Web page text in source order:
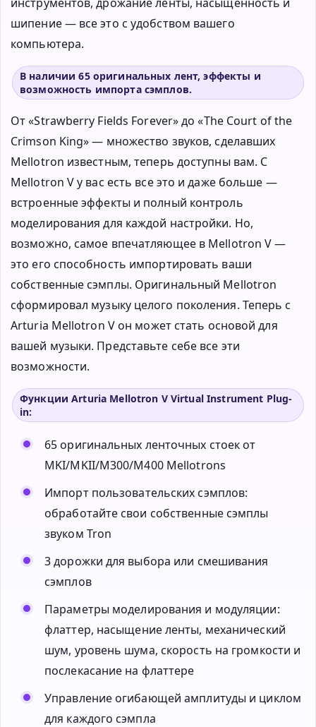
шипение — все это с удобством вашего
компьютера.
В наличии 65 оригинальных лент, эффекты и
возможность импорта сэмплов.
От «Strawberry Fields Forever» до «The Court of the
Crimson King» — множество звуков, сделавших
Mellotron известным, теперь доступны вам. С
Mellotron V у вас есть все это и даже больше —
встроенные эффекты и полный контроль
моделирования для каждой настройки. Но,
возможно, самое впечатляющее в Mellotron V —
это его способность импортировать ваши
собственные сэмплы. Оригинальный Mellotron
сформировал музыку целого поколения. Теперь с
Arturia Mellotron V он может стать основой для
вашей музыки. Представьте себе все эти
возможности.
Функции Arturia Mellotron V Virtual Instrument Plug-
in:
65 оригинальных ленточных стоек от
MKI/MKII/M300/M400 Mellotrons
Импорт пользовательских сэмплов:
обработайте свои собственные сэмплы
звуком Tron
3 дорожки для выбора или смешивания
сэмплов
Параметры моделирования и модуляции:
флаттер, насыщение ленты, механический
шум, уровень шума, скорость на громкости и
послекасание на флаттере
Управление огибающей амплитуды и циклом
для каждого сэмпла